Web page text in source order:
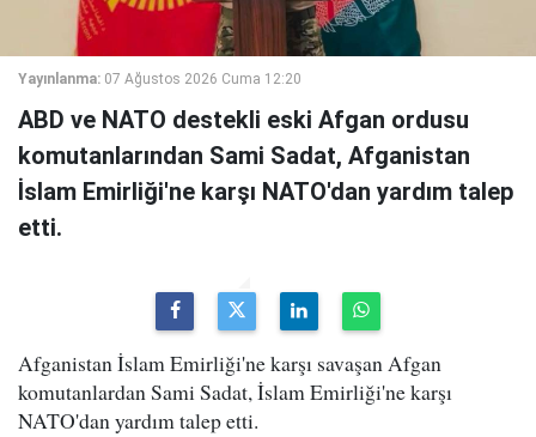
Yayınlanma: 07 Ağustos 2026 Cuma 12:20
ABD ve NATO destekli eski Afgan ordusu
komutanlarından Sami Sadat, Afganistan
İslam Emirliği'ne karşı NATO'dan yardım talep
etti.
Afganistan İslam Emirliği'ne karşı savaşan Afgan
komutanlardan Sami Sadat, İslam Emirliği'ne karşı
NATO'dan yardım talep etti.